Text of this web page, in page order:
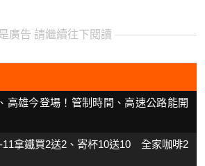
廣告 請繼續往下閱讀
高雄今登場！管制時間、高速公路能開
11拿鐵買2送2、寄杯10送10 全家咖啡2